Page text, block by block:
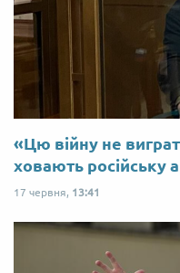
«Цю війну не
ховають російську
17 червня, 13:41